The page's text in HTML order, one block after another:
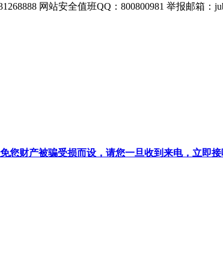
网站安全值班QQ：800800981 举报邮箱：
您财产被骗受损而设，请您一旦收到来电，立即接